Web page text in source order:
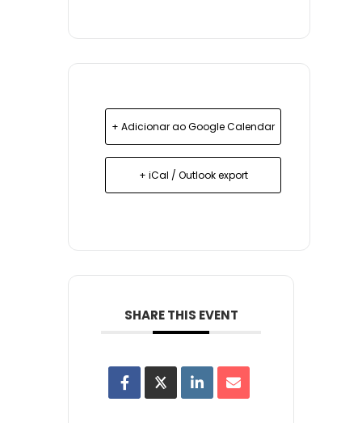
+ Adicionar ao Google Calendar
+ iCal / Outlook export
SHARE THIS EVENT